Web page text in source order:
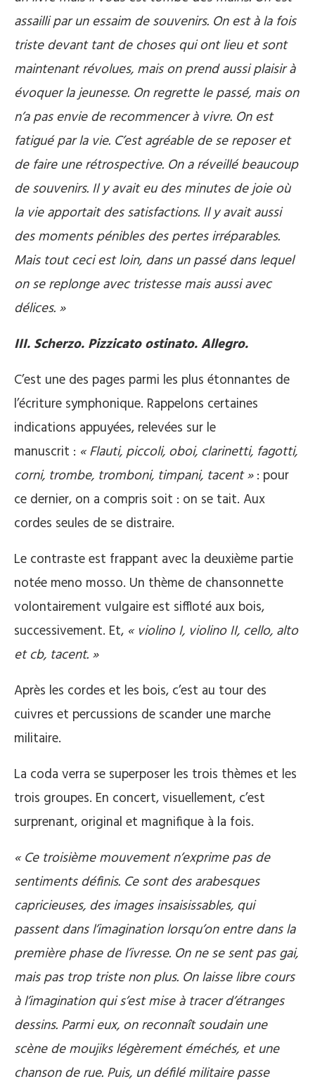
assailli par un essaim de souvenirs. On est à la fois
triste devant tant de choses qui ont lieu et sont
maintenant révolues, mais on prend aussi plaisir à
évoquer la jeunesse. On regrette le passé, mais on
n’a pas envie de recommencer à vivre. On est
fatigué par la vie. C’est agréable de se reposer et
de faire une rétrospective. On a réveillé beaucoup
de souvenirs. Il y avait eu des minutes de joie où
la vie apportait des satisfactions. Il y avait aussi
des moments pénibles des pertes irréparables.
Mais tout ceci est loin, dans un passé dans lequel
on se replonge avec tristesse mais aussi avec
délices. »
III. Scherzo. Pizzicato ostinato. Allegro.
C’est une des pages parmi les plus étonnantes de
l’écriture symphonique. Rappelons certaines
indications appuyées, relevées sur le
manuscrit : « Flauti, piccoli, oboi, clarinetti, fagotti,
corni, trombe, tromboni, timpani, tacent »: pour
ce dernier, on a compris soit : on se tait. Aux
cordes seules de se distraire.
Le contraste est frappant avec la deuxième partie
notée meno mosso. Un thème de chansonnette
volontairement vulgaire est siffloté aux bois,
successivement. Et, « violino I, violino II, cello, alto
et cb, tacent. »
Après les cordes et les bois, c’est au tour des
cuivres et percussions de scander une marche
militaire.
La coda verra se superposer les trois thèmes et les
trois groupes. En concert, visuellement, c’est
surprenant, original et magnifique à la fois.
« Ce troisième mouvement n’exprime pas de
sentiments définis. Ce sont des arabesques
capricieuses, des images insaisissables, qui
passent dans l’imagination lorsqu’on entre dans la
première phase de l’ivresse. On ne se sent pas gai,
mais pas trop triste non plus. On laisse libre cours
à l’imagination qui s’est mise à tracer d’étranges
dessins. Parmi eux, on reconnaît soudain une
scène de moujiks légèrement éméchés, et une
chanson de rue. Puis, un défilé militaire passe